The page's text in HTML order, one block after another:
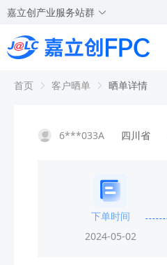
嘉立创产业服务站群
首页 客户晒单 晒单详情
6***033A 四川省
下单时间
2024-05-02